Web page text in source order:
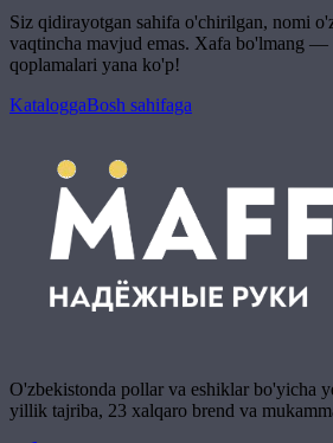
Siz qidirayotgan sahifa o'chirilgan, nomi
vaqtincha mavjud emas. Xafa bo'lmang
qoplamalari yana ko'p!
KataloggaBosh sahifaga
O'zbekistonda pollar va eshiklar bo'yicha
yillik tajriba, 23 xalqaro brend va